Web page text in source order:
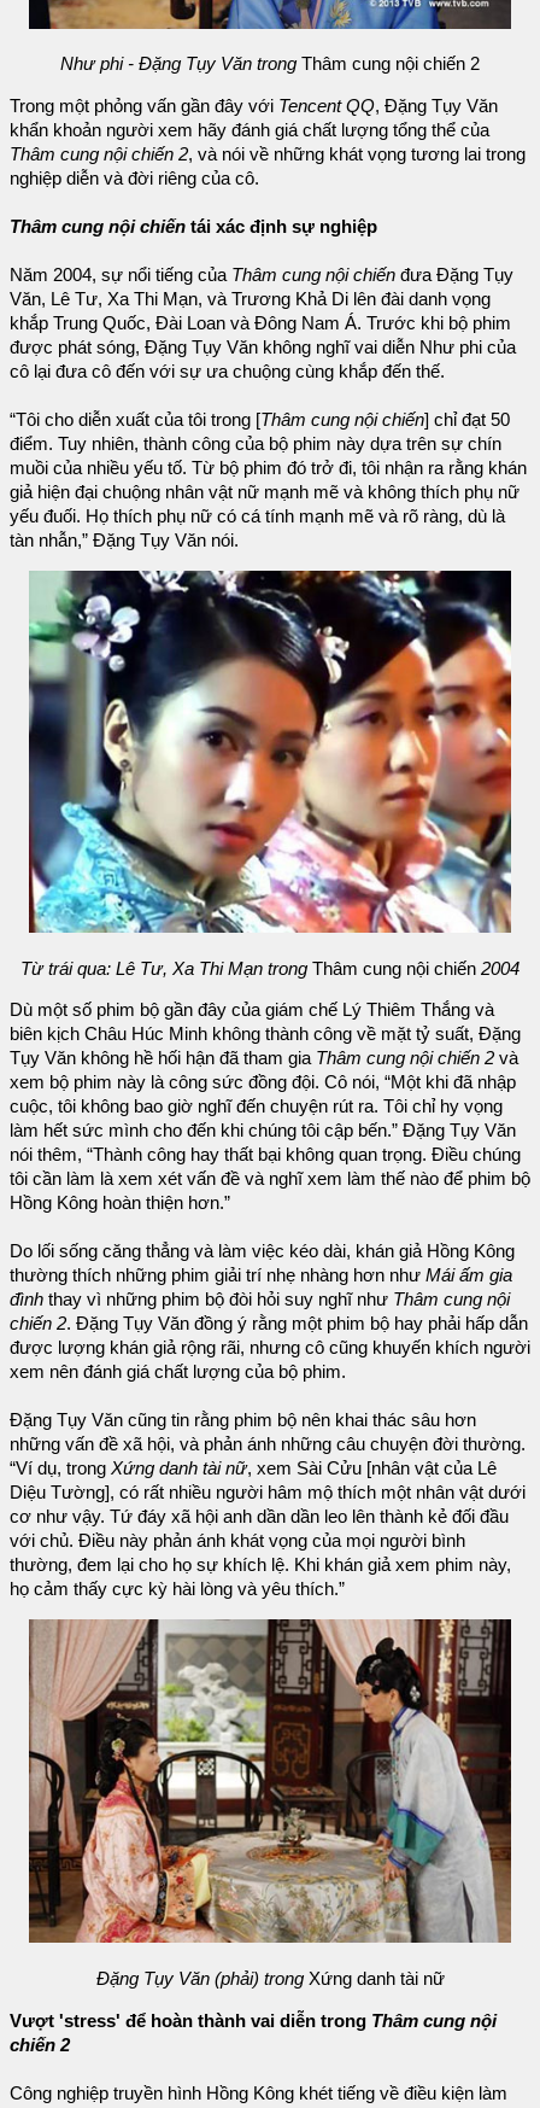
Như phi - Đặng Tụy Văn trong Thâm cung nội chiến 2
Trong một phỏng vấn gần đây với Tencent QQ, Đặng Tụy Văn
khẩn khoản người xem hãy đánh giá chất lượng tổng thể của
Thâm cung nội chiến 2, và nói về những khát vọng tương lai trong
nghiệp diễn và đời riêng của cô.
Thâm cung nội chiến tái xác định sự nghiệp
Năm 2004, sự nổi tiếng của Thâm cung nội chiến đưa Đặng Tụy
Văn, Lê Tư, Xa Thi Mạn, và Trương Khả Di lên đài danh vọng
khắp Trung Quốc, Đài Loan và Đông Nam Á. Trước khi bộ phim
được phát sóng, Đặng Tụy Văn không nghĩ vai diễn Như phi của
cô lại đưa cô đến với sự ưa chuộng cùng khắp đến thế.
“Tôi cho diễn xuất của tôi trong [Thâm cung nội chiến] chỉ đạt 50
điểm. Tuy nhiên, thành công của bộ phim này dựa trên sự chín
muồi của nhiều yếu tố. Từ bộ phim đó trở đi, tôi nhận ra rằng khán
giả hiện đại chuộng nhân vật nữ mạnh mẽ và không thích phụ nữ
yếu đuối. Họ thích phụ nữ có cá tính mạnh mẽ và rõ ràng, dù là
tàn nhẫn,” Đặng Tụy Văn nói.
Từ trái qua: Lê Tư, Xa Thi Mạn trong Thâm cung nội chiến 2004
Dù một số phim bộ gần đây của giám chế Lý Thiêm Thắng và
biên kịch Châu Húc Minh không thành công về mặt tỷ suất, Đặng
Tụy Văn không hề hối hận đã tham gia Thâm cung nội chiến 2 và
xem bộ phim này là công sức đồng đội. Cô nói, “Một khi đã nhập
cuộc, tôi không bao giờ nghĩ đến chuyện rút ra. Tôi chỉ hy vọng
làm hết sức mình cho đến khi chúng tôi cập bến.” Đặng Tụy Văn
nói thêm, “Thành công hay thất bại không quan trọng. Điều chúng
tôi cần làm là xem xét vấn đề và nghĩ xem làm thế nào để phim bộ
Hồng Kông hoàn thiện hơn.”
Do lối sống căng thẳng và làm việc kéo dài, khán giả Hồng Kông
thường thích những phim giải trí nhẹ nhàng hơn như Mái ấm gia
đình thay vì những phim bộ đòi hỏi suy nghĩ như Thâm cung nội
chiến 2. Đặng Tụy Văn đồng ý rằng một phim bộ hay phải hấp dẫn
được lượng khán giả rộng rãi, nhưng cô cũng khuyến khích người
xem nên đánh giá chất lượng của bộ phim.
Đặng Tụy Văn cũng tin rằng phim bộ nên khai thác sâu hơn
những vấn đề xã hội, và phản ánh những câu chuyện đời thường.
“Ví dụ, trong Xứng danh tài nữ, xem Sài Cửu [nhân vật của Lê
Diệu Tường], có rất nhiều người hâm mộ thích một nhân vật dưới
cơ như vậy. Tứ đáy xã hội anh dần dần leo lên thành kẻ đối đầu
với chủ. Điều này phản ánh khát vọng của mọi người bình
thường, đem lại cho họ sự khích lệ. Khi khán giả xem phim này,
họ cảm thấy cực kỳ hài lòng và yêu thích.”
Đặng Tụy Văn (phải) trongXứng danh tài nữ
Vượt 'stress' để hoàn thành vai diễn trong Thâm cung nội
chiến 2
Công nghiệp truyền hình Hồng Kông khét tiếng về điều kiện làm